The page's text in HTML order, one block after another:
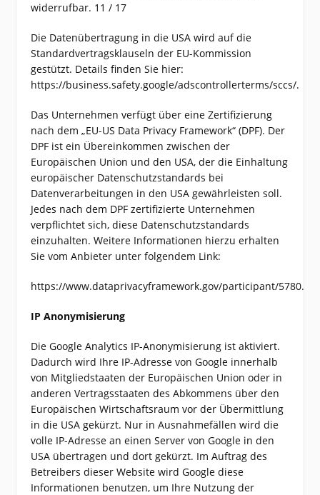
widerrufbar. 11 / 17
Die Datenübertragung in die USA wird auf die
Standardvertragsklauseln der EU-Kommission
gestützt. Details finden Sie hier:
https://business.safety.google/adscontrollerterms/sccs/.
Das Unternehmen verfügt über eine Zertifizierung
nach dem „EU-US Data Privacy Framework“ (DPF). Der
DPF ist ein Übereinkommen zwischen der
Europäischen Union und den USA, der die Einhaltung
europäischer Datenschutzstandards bei
Datenverarbeitungen in den USA gewährleisten soll.
Jedes nach dem DPF zertifizierte Unternehmen
verpflichtet sich, diese Datenschutzstandards
einzuhalten. Weitere Informationen hierzu erhalten
Sie vom Anbieter unter folgendem Link:
https://www.dataprivacyframework.gov/participant/5780.
IP Anonymisierung
Die Google Analytics IP-Anonymisierung ist aktiviert.
Dadurch wird Ihre IP-Adresse von Google innerhalb
von Mitgliedstaaten der Europäischen Union oder in
anderen Vertragsstaaten des Abkommens über den
Europäischen Wirtschaftsraum vor der Übermittlung
in die USA gekürzt. Nur in Ausnahmefällen wird die
volle IP-Adresse an einen Server von Google in den
USA übertragen und dort gekürzt. Im Auftrag des
Betreibers dieser Website wird Google diese
Informationen benutzen, um Ihre Nutzung der